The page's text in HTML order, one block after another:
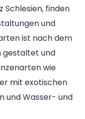
Schlesien, finden
und
ist nach dem
gestaltet und
wie
mit exotischen
und Wasser- und